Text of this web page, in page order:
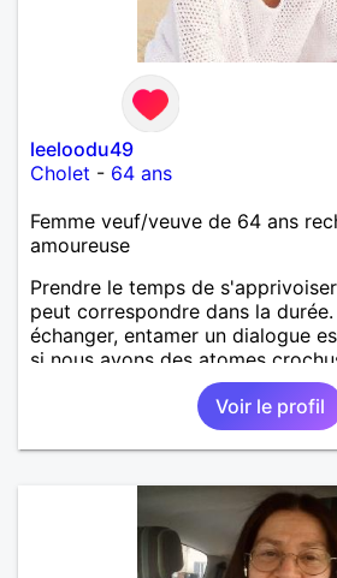
leeloodu49
Cholet - 64 ans
Femme veuf/veuve de 64 ans
amoureuse
Prendre le temps de
peut correspondre dans la
échanger, entamer un dialogue
si nous avons des atomes
mettrons en place petit à petit
Voir le profil